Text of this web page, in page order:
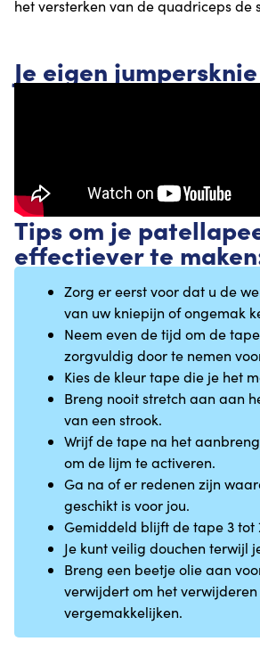
het versterken van de quadriceps de
Je eigen
Tips om je
effectiever te
Zorg er eerst voor dat u de
van uw kniepijn of ongemak
Neem even de tijd om de
zorgvuldig door te nemen
Kies de kleur tape die je het
Breng nooit stretch aan aan
van een strook.
Wrijf de tape na het
om de lijm te activeren.
Ga na of er redenen zijn
geschikt is voor jou.
Gemiddeld blijft de tape 3 tot
Je kunt veilig douchen terwijl
Breng een beetje olie aan
verwijdert om het
vergemakkelijken.